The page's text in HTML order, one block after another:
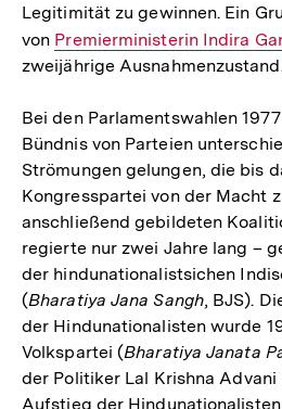
Legitimität zu gewinnen. Ein
von Interner
Link:
Premierministerin Indira
zweijährige
Bei den Parlamentswahlen
Bündnis von Parteien
Strömungen gelungen, die bis
Kongresspartei von der Macht
anschließend gebildeten
regierte nur zwei Jahre lang –
der hindunationalistsichen
(Bharatiya Jana Sangh, BJS).
der Hindunationalisten wurde
Volkspartei (Bharatiya Janata
der Politiker Lal Krishna
Aufstieg der